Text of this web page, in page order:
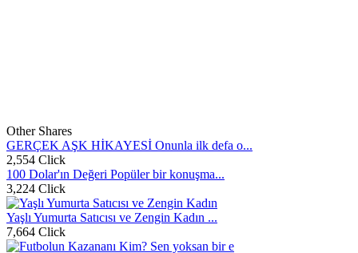
Other Shares
GERÇEK AŞK HİKAYESİ Onunla ilk defa o...
2,554 Click
100 Dolar'ın Değeri Popüler bir konuşma...
3,224 Click
Yaşlı Yumurta Satıcısı ve Zengin Kadın ...
7,664 Click